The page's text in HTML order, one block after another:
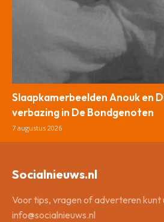
Slaapkamerbeelden Anouk en
verbazing in De Bondgenoten
7 augustus 2026
Socialnieuws.nl
Voor tips, vragen of adverteren kunt
info@socialnieuws.nl